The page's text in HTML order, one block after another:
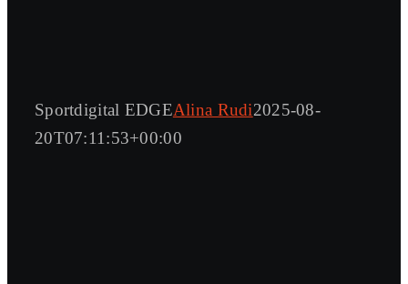
Sportdigital EDGEAlina Rudi2025-08-
20T07:11:53+00:00